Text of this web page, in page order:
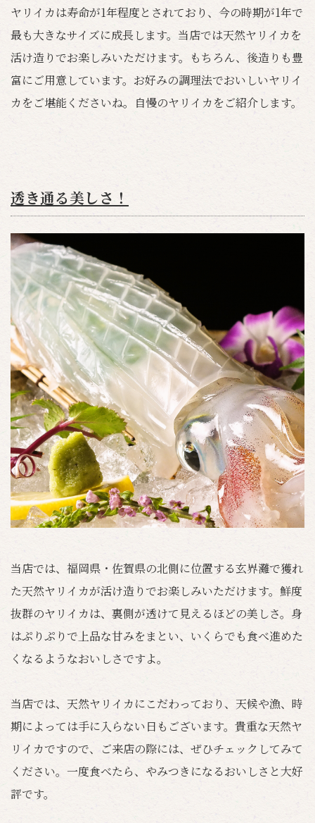
ヤリイカは寿命が1年程度とされており、今の時期が1年で
最も大きなサイズに成長します。当店では天然ヤリイカを
活け造りでお楽しみいただけます。もちろん、後造りも豊
富にご用意しています。お好みの調理法でおいしいヤリイ
カをご堪能くださいね。自慢のヤリイカをご紹介します。
透き通る美しさ！
当店では、福岡県・佐賀県の北側に位置する玄界灘で獲れ
た天然ヤリイカが活け造りでお楽しみいただけます。鮮度
抜群のヤリイカは、裏側が透けて見えるほどの美しさ。身
はぷりぷりで上品な甘みをまとい、いくらでも食べ進めた
くなるようなおいしさですよ。
当店では、天然ヤリイカにこだわっており、天候や漁、時
期によっては手に入らない日もございます。貴重な天然ヤ
リイカですので、ご来店の際には、ぜひチェックしてみて
ください。一度食べたら、やみつきになるおいしさと大好
評です。